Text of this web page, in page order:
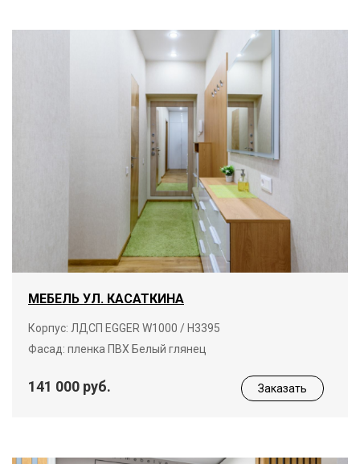
МЕБЕЛЬ УЛ. КАСАТКИНА
Корпус: ЛДСП EGGER W1000 / Н3395
Фасад: пленка ПВХ Белый глянец
141 000 руб. Заказать